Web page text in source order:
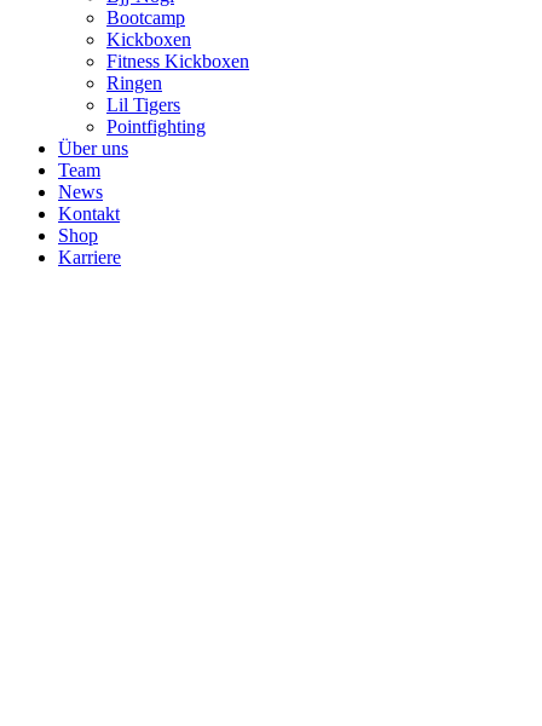
Bootcamp
Kickboxen
Fitness Kickboxen
Ringen
Lil Tigers
Pointfighting
Über uns
Team
News
Kontakt
Shop
Karriere